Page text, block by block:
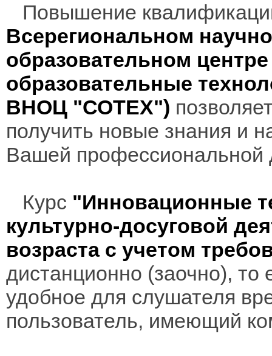
Повышение
Всерегиональном
образовательном
образовательные
ВНОЦ "СОТЕХ")
получить новые знания и
Вашей профессиональной
Курс "Инновационные
культурно-досуговой
возраста с учетом
дистанционно (заочно), то
удобное для слушателя
пользователь, имеющий